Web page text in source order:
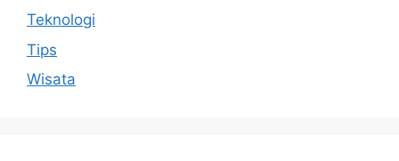
Teknologi
Tips
Wisata